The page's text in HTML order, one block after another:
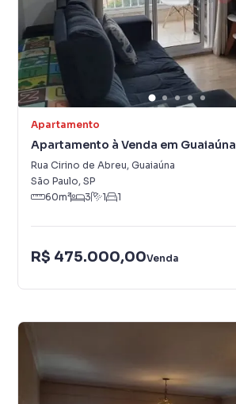
Apartamento
Apartamento à Venda em Guaiaúna
Rua Cirino de Abreu, Guaiaúna
São Paulo, SP
60m² 3 1 1
R$ 475.000,00Venda